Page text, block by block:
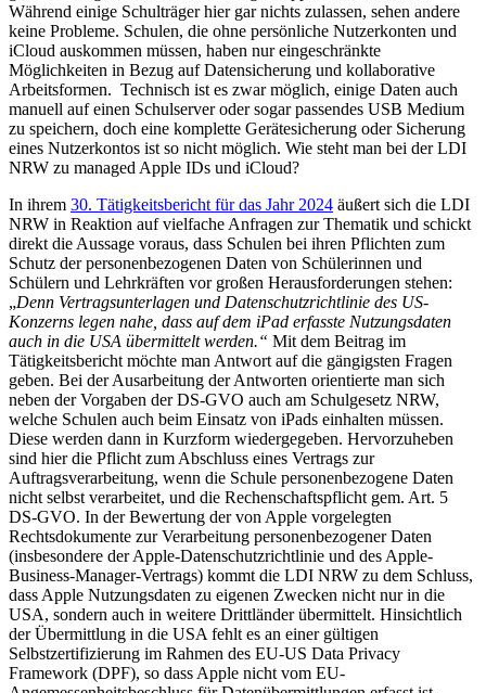
Während einige Schulträger hier gar nichts zulassen, sehen andere
keine Probleme. Schulen, die ohne persönliche Nutzerkonten und
iCloud auskommen müssen, haben nur eingeschränkte
Möglichkeiten in Bezug auf Datensicherung und kollaborative
Arbeitsformen. Technisch ist es zwar möglich, einige Daten auch
manuell auf einen Schulserver oder sogar passendes USB Medium
zu speichern, doch eine komplette Gerätesicherung oder Sicherung
eines Nutzerkontos ist so nicht möglich. Wie steht man bei der LDI
NRW zu managed Apple IDs und iCloud?
In ihrem 30. Tätigkeitsbericht für das Jahr 2024 äußert sich die LDI
NRW in Reaktion auf vielfache Anfragen zur Thematik und schickt
direkt die Aussage voraus, dass Schulen bei ihren Pflichten zum
Schutz der personenbezogenen Daten von Schülerinnen und
Schülern und Lehrkräften vor großen Herausforderungen stehen:
„Denn Vertragsunterlagen und Datenschutzrichtlinie des US-
Konzerns legen nahe, dass auf dem iPad erfasste Nutzungsdaten
auch in die USA übermittelt werden.“ Mit dem Beitrag im
Tätigkeitsbericht möchte man Antwort auf die gängigsten Fragen
geben. Bei der Ausarbeitung der Antworten orientierte man sich
neben der Vorgaben der DS-GVO auch am Schulgesetz NRW,
welche Schulen auch beim Einsatz von iPads einhalten müssen.
Diese werden dann in Kurzform wiedergegeben. Hervorzuheben
sind hier die Pflicht zum Abschluss eines Vertrags zur
Auftragsverarbeitung, wenn die Schule personenbezogene Daten
nicht selbst verarbeitet, und die Rechenschaftspflicht gem. Art. 5
DS-GVO. In der Bewertung der von Apple vorgelegten
Rechtsdokumente zur Verarbeitung personenbezogener Daten
(insbesondere der Apple-Datenschutzrichtlinie und des Apple-
Business-Manager-Vertrags) kommt die LDI NRW zu dem Schluss,
dass Apple Nutzungsdaten zu eigenen Zwecken nicht nur in die
USA, sondern auch in weitere Drittländer übermittelt. Hinsichtlich
der Übermittlung in die USA fehlt es an einer gültigen
Selbstzertifizierung im Rahmen des EU-US Data Privacy
Framework (DPF), so dass Apple nicht vom EU-